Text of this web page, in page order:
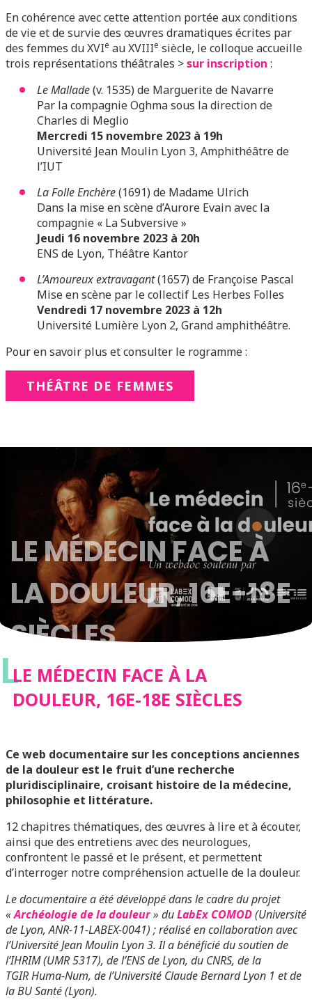
En cohérence avec cette attention portée aux conditions
de vie et de survie des œuvres dramatiques écrites par
des femmes du XVIe au XVIIIe siècle, le colloque accueille
trois représentations théâtrales >sur inscription :
Le Mallade(v. 1535) de Marguerite de Navarre
Par la compagnie Oghma sous la direction de
Charles di Meglio
Mercredi 15 novembre 2023 à 19h
Université Jean Moulin Lyon 3, Amphithéâtre de
l’IUT
La Folle Enchère(1691) de Madame Ulrich
Dans la mise en scène d’Aurore Evain avec la
compagnie « La Subversive »
Jeudi 16 novembre 2023 à 20h
ENS de Lyon, Théâtre Kantor
L’Amoureux extravagant(1657) de Françoise Pascal
Mise en scène par le collectif Les Herbes Folles
Vendredi 17 novembre 2023 à 12h
Université Lumière Lyon 2, Grand amphithéâtre.
Pour en savoir plus et consulter le rogramme :
THÉÂTRE DE FEMMES
LE MÉDECIN FACE À
LA DOULEUR, 16E-18E
SIÈCLES
LLE MÉDECIN FACE À LA
DOULEUR, 16E-18E SIÈCLES
Ce web documentaire sur les conceptions anciennes
de la douleur est le fruit d’une recherche
pluridisciplinaire, croisant histoire de la médecine,
philosophie et littérature.
12 chapitres thématiques, des œuvres à lire et à écouter,
ainsi que des entretiens avec des neurologues,
confrontent le passé et le présent, et permettent
d’interroger notre compréhension actuelle de la douleur.
Le documentaire a été développé dans le cadre du projet
«Archéologie de la douleur» duLabEx COMOD(Université
de Lyon, ANR-11-LABEX-0041) ; réalisé en collaboration avec
l’Université Jean Moulin Lyon 3. Il a bénéficié du soutien de
l’IHRIM (UMR 5317), de l’ENS de Lyon, du CNRS, de la
TGIR Huma-Num, de l’Université Claude Bernard Lyon 1 et de
la BU Santé (Lyon).